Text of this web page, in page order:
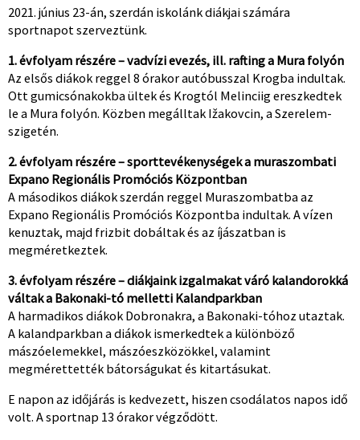
2021. június 23-án, szerdán iskolánk diákjai számára
sportnapot szerveztünk.
1. évfolyam részére – vadvízi evezés, ill. rafting a Mura folyón
Az elsős diákok reggel 8 órakor autóbusszal Krogba indultak.
Ott gumicsónakokba ültek és Krogtól Melinciig ereszkedtek
le a Mura folyón. Közben megálltak Ižakovcin, a Szerelem-
szigetén.
2. évfolyam részére – sporttevékenységek a muraszombati
Expano Regionális Promóciós Központban
A másodikos diákok szerdán reggel Muraszombatba az
Expano Regionális Promóciós Központba indultak. A vízen
kenuztak, majd frizbit dobáltak és az íjászatban is
megméretkeztek.
3. évfolyam részére – diákjaink izgalmakat váró kalandorokká
váltak a Bakonaki-tó melletti Kalandparkban
A harmadikos diákok Dobronakra, a Bakonaki-tóhoz utaztak.
A kalandparkban a diákok ismerkedtek a különböző
mászóelemekkel, mászóeszközökkel, valamint
megmérettették bátorságukat és kitartásukat.
E napon az időjárás is kedvezett, hiszen csodálatos napos idő
volt. A sportnap 13 órakor végződött.